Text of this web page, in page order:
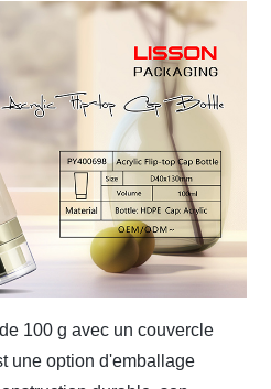
100 g avec un couvercle
une option d'emballage